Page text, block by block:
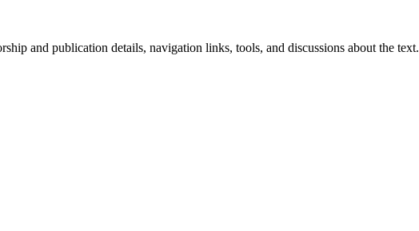
and publication details, navigation links, tools, and discussions about the text.